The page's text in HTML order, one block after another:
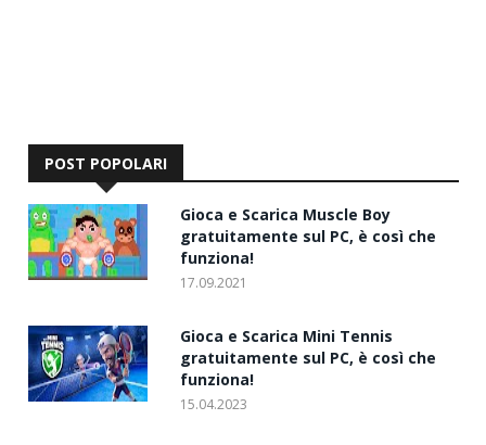
POST POPOLARI
Gioca e Scarica Muscle Boy
gratuitamente sul PC, è così che
funziona!
17.09.2021
Gioca e Scarica Mini Tennis
gratuitamente sul PC, è così che
funziona!
15.04.2023